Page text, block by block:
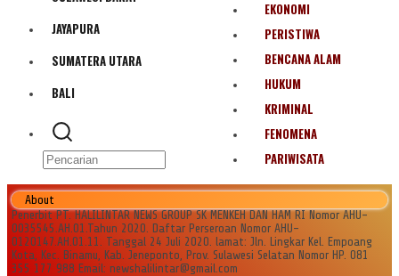
JAYAPURA
SUMATERA UTARA
BALI
EKONOMI
PERISTIWA
BENCANA ALAM
HUKUM
KRIMINAL
FENOMENA
PARIWISATA
About
Penerbit PT. HALILINTAR NEWS GROUP SK MENKEH DAN HAM RI Nomor AHU-
0035545.AH.01.Tahun 2020. Daftar Perseroan Nomor AHU-
0120147.AH.01.11. Tanggal 24 Juli 2020. lamat: Jln. Lingkar Kel. Empoang
Kota, Kec. Binamu, Kab. Jeneponto, Prov. Sulawesi Selatan Nomor HP. 081
355 177 988 Email: newshalilintar@gmail.com